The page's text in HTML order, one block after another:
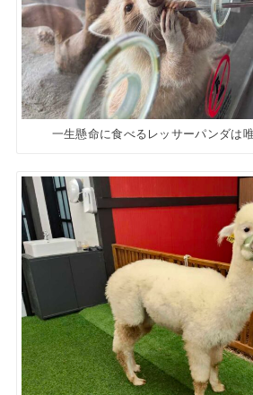
一生懸命に食べるレッサーパンダは